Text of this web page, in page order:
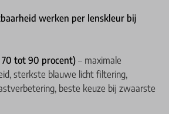
werken per lenskleur bij
70 tot 90 procent)– maximale
sterkste blauwe licht filtering,
beste keuze bij zwaarste